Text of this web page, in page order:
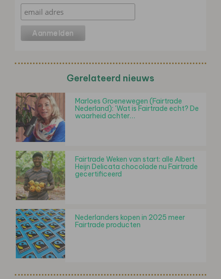
Gerelateerd nieuws
Marloes Groenewegen (Fairtrade
Nederland): 'Wat is Fairtrade echt? De
waarheid achter…
Fairtrade Weken van start: alle Albert
Heijn Delicata chocolade nu Fairtrade
gecertificeerd
Nederlanders kopen in 2025 meer
Fairtrade producten